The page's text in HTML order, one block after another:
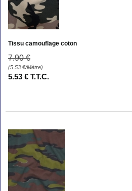
Tissu camouflage coton
7.90 €
(5.53 €/Mètre)
5.53 € T.T.C.